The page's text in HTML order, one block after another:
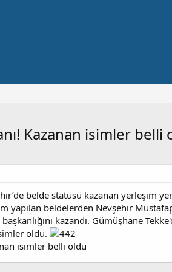
Kazanan isimler belli
belde statüsü kazanan yerleşim
yapılan beldelerden Nevşehir
kazandı. Gümüşhane
oldu.
isimler belli oldu